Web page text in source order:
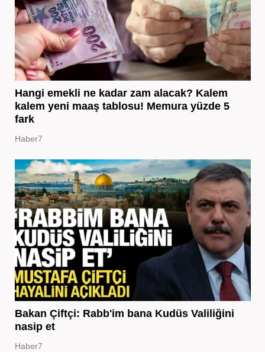
Hangi emekli ne kadar zam alacak? Kalem
kalem yeni maaş tablosu! Memura yüzde 5
fark
Haber7
Bakan Çiftçi: Rabb'im bana Kudüs Valiliğini
nasip et
Haber7